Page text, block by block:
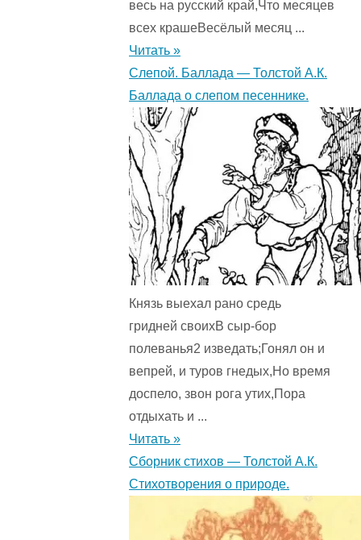
весь на русский край,Что месяцев
всех крашеВесёлый месяц ...
Читать »
Слепой. Баллада — Толстой А.К.
Баллада о слепом песеннике.
Князь выехал рано средь
гридней своихВ сыр-бор
полеванья2 изведать;Гонял он и
вепрей, и туров гнедых,Но время
доспело, звон рога утих,Пора
отдыхать и ...
Читать »
Сборник стихов — Толстой А.К.
Стихотворения о природе.